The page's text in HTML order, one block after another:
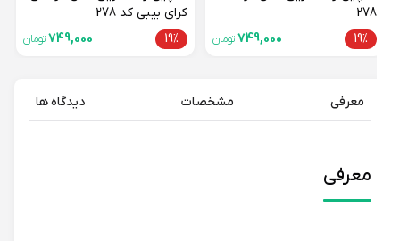
749,000تومان
کرای بیبی کد 278
749,000تومان
معرفی مشخصات دیدگاه ها
معرفی